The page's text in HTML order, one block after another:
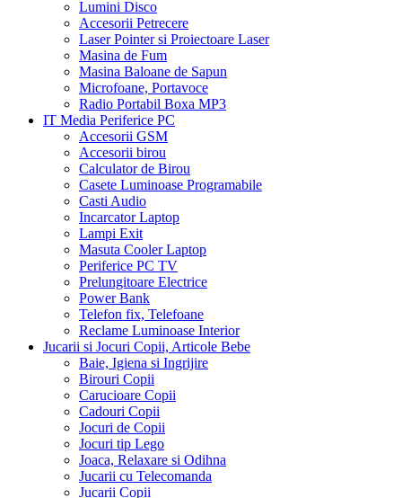
Lumini Disco
Accesorii Petrecere
Laser Pointer si Proiectoare Laser
Masina de Fum
Masina Baloane de Sapun
Microfoane, Portavoce
Radio Portabil Boxa MP3
IT Media Periferice PC
Accesorii GSM
Accesorii birou
Calculator de Birou
Casete Luminoase Programabile
Casti Audio
Incarcator Laptop
Lampi Exit
Masuta Cooler Laptop
Periferice PC TV
Prelungitoare Electrice
Power Bank
Telefon fix, Telefoane
Reclame Luminoase Interior
Jucarii si Jocuri Copii, Articole Bebe
Baie, Igiena si Ingrijire
Birouri Copii
Carucioare Copii
Cadouri Copii
Jocuri de Copii
Jocuri tip Lego
Joaca, Relaxare si Odihna
Jucarii cu Telecomanda
Jucarii Copii